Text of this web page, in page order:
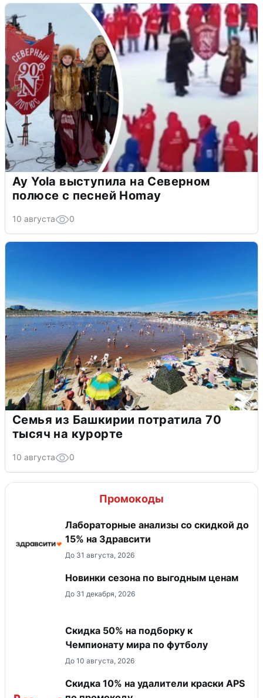
Ay Yola выступила на Северном
полюсе с песней Homay
10 августа 0
Семья из Башкирии потратила 70
тысяч на курорте
10 августа 0
Промокоды
Лабораторные анализы со скидкой до
15% на Здравсити
До 31 августа, 2026
Новинки сезона по выгодным ценам
До 31 декабря, 2026
Скидка 50% на подборку к
Чемпионату мира по футболу
До 10 августа, 2026
Скидка 10% на удалители краски APS